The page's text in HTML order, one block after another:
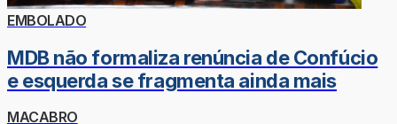
EMBOLADO
MDB não formaliza renúncia de Confúcio
e esquerda se fragmenta ainda mais
MACABRO